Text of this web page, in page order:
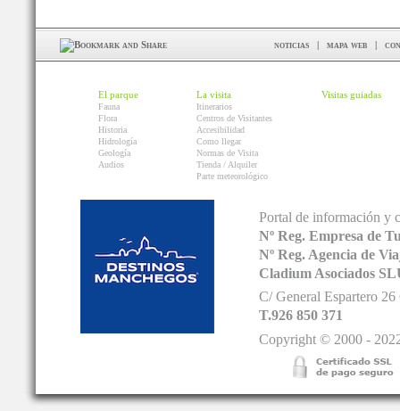
noticias mapa web
El parque
Fauna
Flora
Historia
Hidrología
Geología
Audios
La visita
Itinerarios
Centros de Visitantes
Accesibilidad
Como llegar
Normas de Visita
Tienda / Alquiler
Parte meteorológico
Visitas guiadas
Portal de información y
Nº Reg. Empresa de
Nº Reg. Agencia de
Cladium Asociados
C/ General Espartero
T.926 850 371
Copyright © 2000 -